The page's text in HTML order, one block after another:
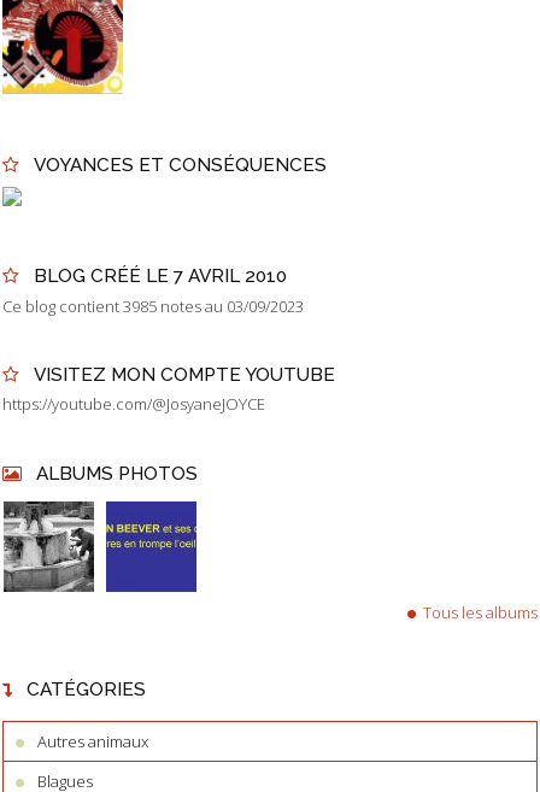
VOYANCES ET CONSÉQUENCES
BLOG CRÉÉ LE 7 AVRIL 2010
Ce blog contient 3985 notes au 03/09/2023
VISITEZ MON COMPTE YOUTUBE
https://youtube.com/@JosyaneJOYCE
ALBUMS PHOTOS
Tous les albums
CATÉGORIES
Autres animaux
Blagues